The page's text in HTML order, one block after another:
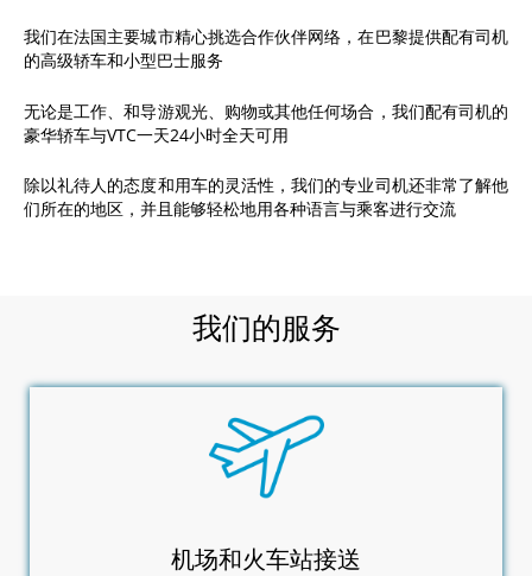
我们在法国主要城市精心挑选合作伙伴网络，在巴黎提供配有司机
的高级轿车和小型巴士服务
无论是工作、和导游观光、购物或其他任何场合，我们配有司机的
豪华轿车与VTC一天24小时全天可用
除以礼待人的态度和用车的灵活性，我们的专业司机还非常了解他
们所在的地区，并且能够轻松地用各种语言与乘客进行交流
我们的服务
机场和火车站接送